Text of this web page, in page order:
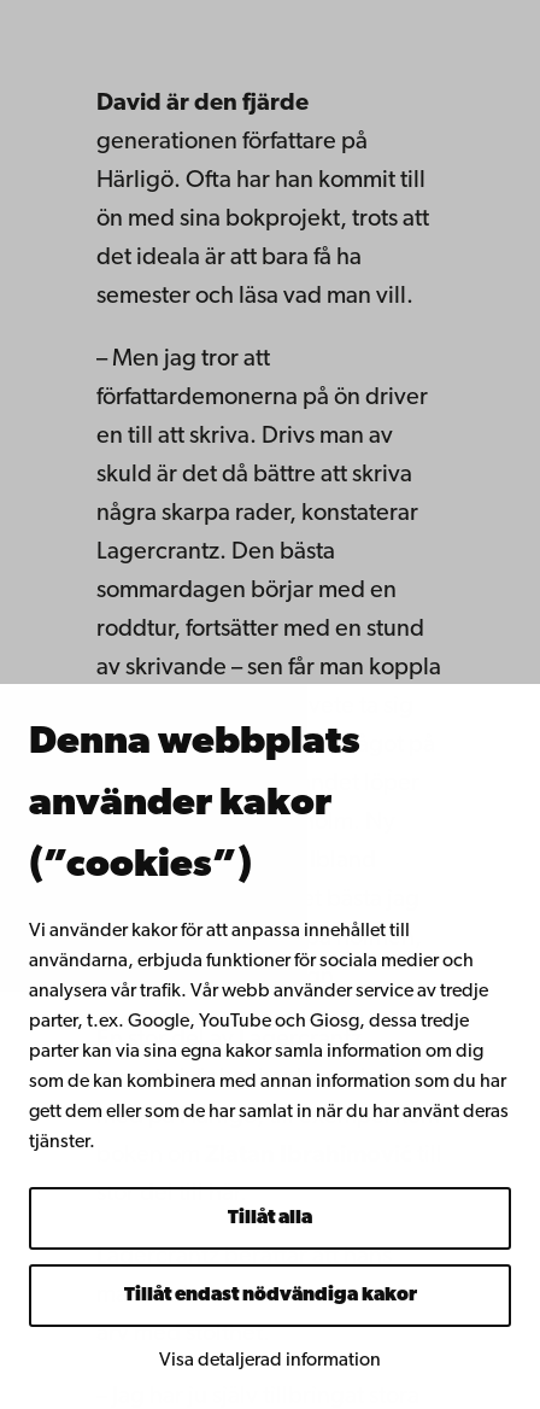
Denna webbplats
använder kakor
(”cookies”)
Vi använder kakor för att anpassa innehållet till
användarna, erbjuda funktioner för sociala medier och
analysera vår trafik. Vår webb använder service av tredje
parter, t.ex. Google, YouTube och Giosg, dessa tredje
parter kan via sina egna kakor samla information om dig
som de kan kombinera med annan information som du har
gett dem eller som de har samlat in när du har använt deras
tjänster.
Tillåt alla
Tillåt endast nödvändiga kakor
Visa detaljerad information
David är den fjärde
generationen författare på
Härligö. Ofta har han kommit till
ön med sina bokprojekt, trots att
det ideala är att bara få ha
semester och läsa vad man vill.
– Men jag tror att
författardemonerna på ön driver
en till att skriva. Drivs man av
skuld är det då bättre att skriva
några skarpa rader, konstaterar
Lagercrantz. Den bästa
sommardagen börjar med en
roddtur, fortsätter med en stund
av skrivande – sen får man koppla
ett glas på kvällen. Och något på
Härligö gör att skrivandet löper
bättre än här i Stockholm. Ny
miljö ger nya tankar. Ibland
skrivit har jag skrivit på holmen,
där jag får ett visst lugn.
En stor del av Lagercrantz
senaste böcker har han arbetat
med på Härligö, till exempel kom
stor del till här.
Lagercrantz berättar att hans
mamma bar sitt finlandssvenska
arv med stolthet.